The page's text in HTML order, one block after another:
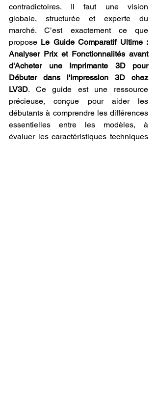
contradictoires. Il faut une vision
globale, structurée et experte du
marché. C’est exactement ce que
propose Le Guide Comparatif Ultime :
Analyser Prix et Fonctionnalités avant
d'Acheter une Imprimante 3D pour
Débuter dans l'Impression 3D chez
LV3D. Ce guide est une ressource
précieuse, conçue pour aider les
débutants à comprendre les différences
essentielles entre les modèles, à
évaluer les caractéristiques techniques